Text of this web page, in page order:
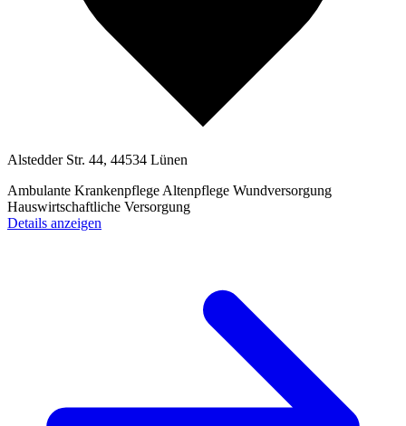
Alstedder Str. 44, 44534 Lünen
Ambulante Krankenpflege Altenpflege Wundversorgung
Hauswirtschaftliche Versorgung
Details anzeigen